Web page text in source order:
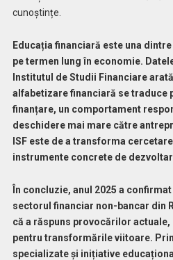
cunoștințe.
Educația financiară este una
pe termen lung în economie.
Institutul de Studii Financiare
alfabetizare financiară se traduce
finanțare, un comportament
deschidere mai mare către
ISF este de a transforma
instrumente concrete de
În concluzie, anul 2025 a
sectorul financiar non-bancar din
că a răspuns provocărilor actuale,
pentru transformările viitoare.
specializate și inițiative